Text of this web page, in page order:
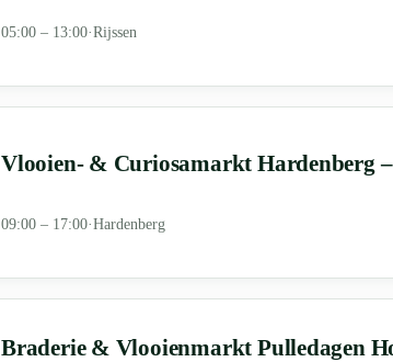
05:00 – 13:00·Rijssen
Vlooien- & Curiosamarkt Hardenberg
09:00 – 17:00·Hardenberg
Braderie & Vlooienmarkt Pulledagen